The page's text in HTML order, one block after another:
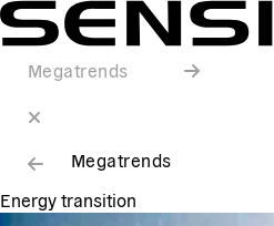
Megatrends
Megatrends
Energy transition